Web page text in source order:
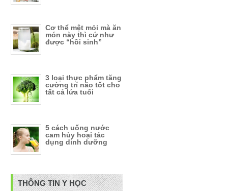
Cơ thể mệt mỏi mà ăn
món này thì cứ như
được “hồi sinh”
3 loại thực phẩm tăng
cường trí não tốt cho
tất cả lứa tuổi
5 cách uống nước
cam hủy hoại tác
dụng dinh dưỡng
THÔNG TIN Y HỌC